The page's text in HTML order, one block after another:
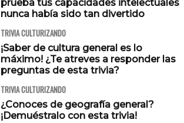
prueba tus capacidades intelectuales
nunca había sido tan divertido
TRIVIA CULTURIZANDO
¡Saber de cultura general es lo
máximo! ¿Te atreves a responder las
preguntas de esta trivia?
TRIVIA CULTURIZANDO
¿Conoces de geografía general?
¡Demuéstralo con esta trivia!